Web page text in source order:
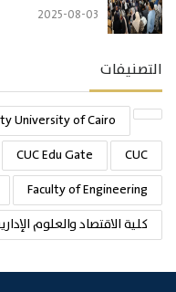
2025-08-03
التصنيفات
University of Cairo
CUC
CUC Edu Gate
Faculty of Engineering
كلية الاقتصاد والعلوم